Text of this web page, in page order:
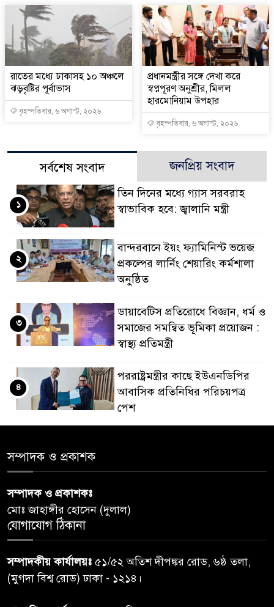
রাতের মধ্যে ঢাকাসহ ১০ অঞ্চলে
ঝড়বৃষ্টির পূর্বাভাস
বৃহস্পতিবার, ৬ অগাস্ট, ২০২৬
প্রধানমন্ত্রীর সঙ্গে দেখা করে
স্বপ্নপূরণ অনুশ্রীর, মিলল
হারমোনিয়াম উপহার
বৃহস্পতিবার, ৬ অগাস্ট, ২০২৬
সর্বশেষ সংবাদ জনপ্রিয় সংবাদ
তিন দিনের মধ্যে গ্যাস সরবরাহ
স্বাভাবিক হবে: জ্বালানি মন্ত্রী
১
বান্দরবানে ইয়ং ফ্যামিনিস্ট ভয়েজ
প্রকল্পের লার্নিং শেয়ারিং কর্মশালা
অনুষ্ঠিত
২
ডায়াবেটিস প্রতিরোধে বিজ্ঞান, ধর্ম ও
সমাজের সমন্বিত ভূমিকা প্রয়োজন :
স্বাস্থ্য প্রতিমন্ত্রী
৩
পররাষ্ট্রমন্ত্রীর কা‌ছে ইউএনডিপির
আবাসিক প্রতিনিধির পরিচয়পত্র
পেশ
৪
৫
ঝড়বৃষ্টির পূর্বাভাস
৬
অনুশ্রীর, মিলল হারমোনিয়াম
উপহার
৭
সম্পাদক ও প্রকাশক
সম্পাদক ও প্রকাশকঃ
মোঃ জাহাঙ্গীর হোসেন (দুলাল)
যোগাযোগ ঠিকানা
সম্পাদকীয় কার্যালয়ঃ ৫১/৫২ অতিশ দীপঙ্কর রোড, ৬ষ্ঠ তলা,
(মুগদা বিশ্ব রোড) ঢাকা - ১২১৪।